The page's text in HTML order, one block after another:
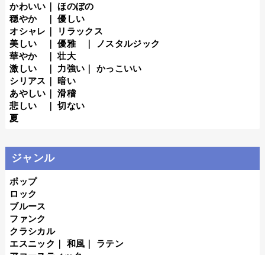
かわいい ｜ほのぼの
穏やか｜優しい
オシャレ ｜
リラックス
美しい ｜優雅｜
ノスタルジック
華やか｜壮大
激しい ｜ 力強い ｜ かっこいい
シリアス ｜ 暗い
あやしい ｜滑稽
悲しい ｜切ない
夏
ジャンル
ポップ
ロック
ブルース
ファンク
クラシカル
エスニック ｜ 和風 ｜ ラテン